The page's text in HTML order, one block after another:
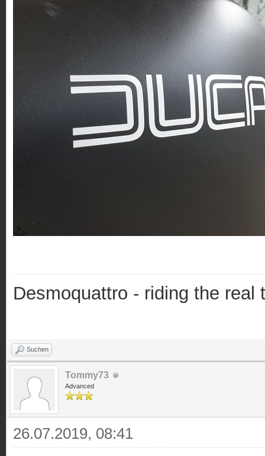
Desmoquattro - riding the real
Suchen
Tommy73
Advanced
26.07.2019, 08:41